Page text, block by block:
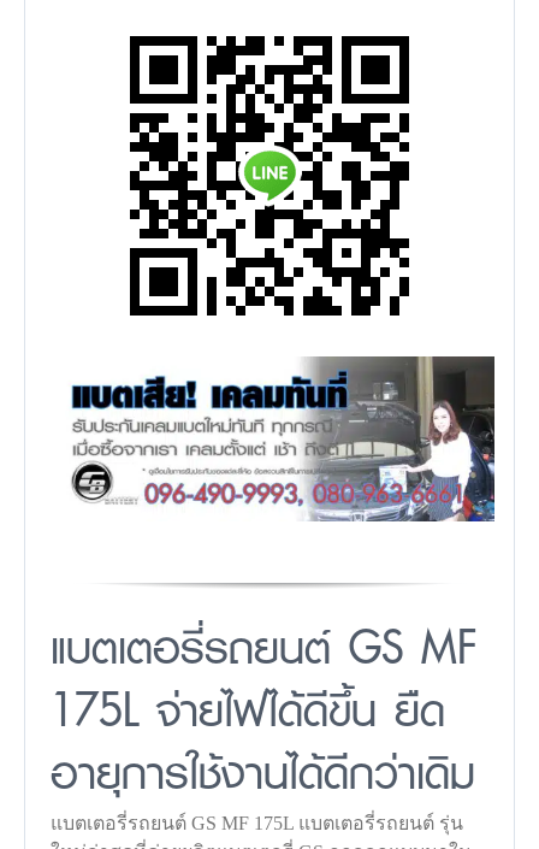
แบตเตอรี่รถยนต์ GS MF
175L จ่ายไฟได้ดีขึ้น ยืด
อายุการใช้งานได้ดีกว่าเดิม
แบตเตอรี่รถยนต์ GS MF 175L แบตเตอรี่รถยนต์ รุ่น